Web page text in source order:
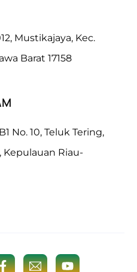
Mustikajaya, Kec.
Barat 17158
No. 10, Teluk Tering,
Kepulauan Riau-